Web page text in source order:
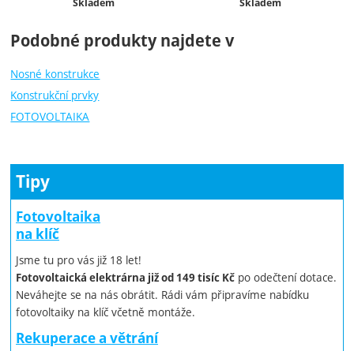
Skladem Skladem
Podobné produkty najdete v
Nosné konstrukce
Konstrukční prvky
FOTOVOLTAIKA
Tipy
Fotovoltaika
na klíč
Jsme tu pro vás již 18 let!
Fotovoltaická elektrárna již od 149 tisíc Kč po odečtení dotace.
Neváhejte se na nás obrátit. Rádi vám připravíme nabídku
fotovoltaiky na klíč včetně montáže.
Rekuperace a větrání